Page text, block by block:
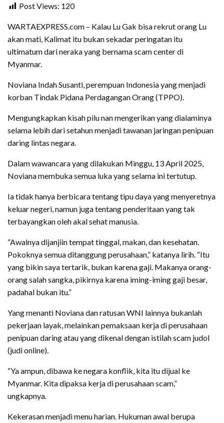
Post Views: 120
WARTAEXPRESS.com – Kalau Lu Gak bisa rekrut orang Lu
akan mati, Kalimat itu bukan sekadar peringatan itu
ultimatum dari neraka yang bernama scam center di
Myanmar.
Noviana Indah Susanti, perempuan Indonesia yang menjadi
korban Tindak Pidana Perdagangan Orang (TPPO).
Mengungkapkan kisah pilu nan mengerikan yang dialaminya
selama lebih dari setahun menjadi tawanan jaringan penipuan
daring lintas negara.
Dalam wawancara yang dilakukan Minggu, 13 April 2025,
Noviana membuka semua luka yang selama ini tertutup.
Ia tidak hanya berbicara tentang tipu daya yang menyeretnya
keluar negeri, namun juga tentang penderitaan yang tak
terbayangkan oleh akal sehat manusia.
“Awalnya dijanjiin tempat tinggal, makan, dan kesehatan.
Pokoknya semua ditanggung perusahaan,” katanya lirih. “Itu
yang bikin saya tertarik, bukan karena gaji. Makanya orang-
orang salah sangka, pikirnya karena iming-iming gaji besar,
padahal bukan itu.”
Yang menanti Noviana dan ratusan WNI lainnya bukanlah
pekerjaan layak, melainkan pemaksaan kerja di perusahaan
penipuan daring atau yang dikenal dengan istilah scam judol
(judi online).
“Ya ampun, dibawa ke negara konflik, kita itu dijual ke
Myanmar. Kita dipaksa kerja di perusahaan scam,”
ungkapnya.
Kekerasan menjadi menu harian. Hukuman awal berupa